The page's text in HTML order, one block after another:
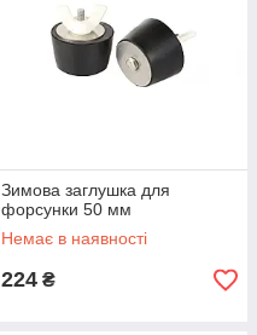
Зимова заглушка для
форсунки 50 мм
Немає в наявності
224 ₴